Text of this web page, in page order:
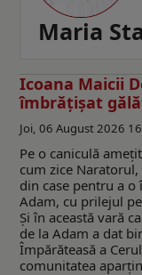
Maria
Icoana Maicii
îmbrățișat
Joi, 06 August 2026
Pe o caniculă
cum zice
din case pentru a
Adam, cu prilejul
Și în această vară
de la Adam a dat
Împărăteasă a
comunitatea